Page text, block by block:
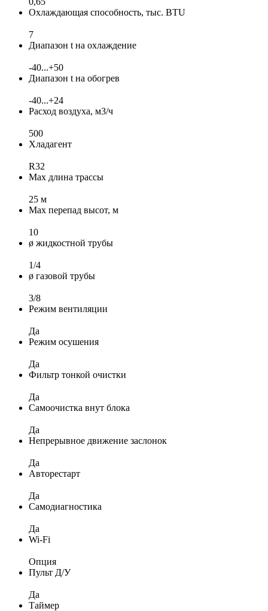
Охлаждающая способность, тыс. BTU
7
Диапазон t на охлаждение
-40...+50
Диапазон t на обогрев
-40...+24
Расход воздуха, м3/ч
500
Хладагент
R32
Max длина трассы
25 м
Max перепад высот, м
10
ø жидкостной трубы
1/4
ø газовой трубы
3/8
Режим вентиляции
Да
Режим осушения
Да
Фильтр тонкой очистки
Да
Самоочистка внут блока
Да
Непрерывное движение заслонок
Да
Авторестарт
Да
Самодиагностика
Да
Wi-Fi
Опция
Пульт Д/У
Да
Таймер